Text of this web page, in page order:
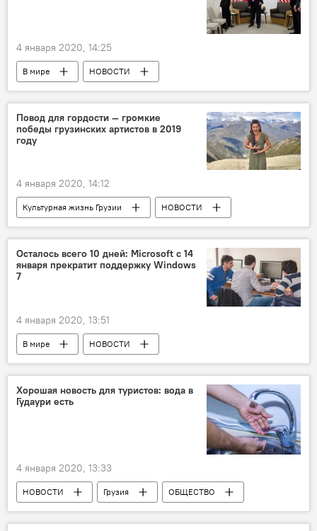
4 января 2020, 14:25
В мире
НОВОСТИ
Что происходит в мире
США
Повод для гордости — громкие
победы грузинских артистов в 2019
году
4 января 2020, 14:12
Культурная жизнь Грузии
НОВОСТИ
Грузия
КУЛЬТУРА Итоги года
Осталось всего 10 дней: Microsoft с 14
января прекратит поддержку Windows
7
4 января 2020, 13:51
В мире НОВОСТИ
Хорошая новость для туристов: вода в
Гудаури есть
4 января 2020, 13:33
НОВОСТИ Грузия
ОБЩЕСТВО
ТУРИЗМ
Гудаури Вода